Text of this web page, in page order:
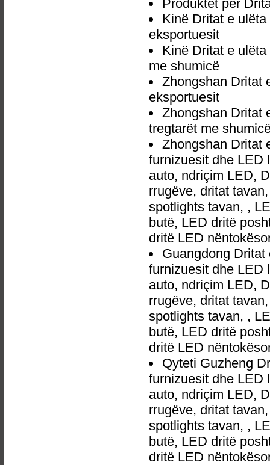
Produktet për
Kinë Dritat e
eksportuesit
Kinë Dritat e
me shumicë
Zhongshan Dritat
eksportuesit
Zhongshan Dritat
tregtarët me
Zhongshan Dritat
furnizuesit dhe LED
auto, ndriçim LED,
rrugëve, dritat
spotlights tavan, ,
butë, LED dritë
dritë LED
Guangdong
furnizuesit dhe LED
auto, ndriçim LED,
rrugëve, dritat
spotlights tavan, ,
butë, LED dritë
dritë LED
Qyteti Guzheng
furnizuesit dhe LED
auto, ndriçim LED,
rrugëve, dritat
spotlights tavan, ,
butë, LED dritë
dritë LED